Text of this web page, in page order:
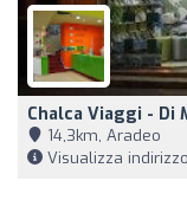
Chalca Viaggi - Di
14,3km, Aradeo
Visualizza